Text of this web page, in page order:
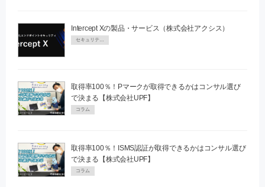
Intercept Xの製品・サービス（株式会社アクシス）
取得率100％！Pマークが取得できるかはコンサル選び
で決まる【株式会社UPF】
コラム
取得率100％！ISMS認証が取得できるかはコンサル選び
で決まる【株式会社UPF】
コラム